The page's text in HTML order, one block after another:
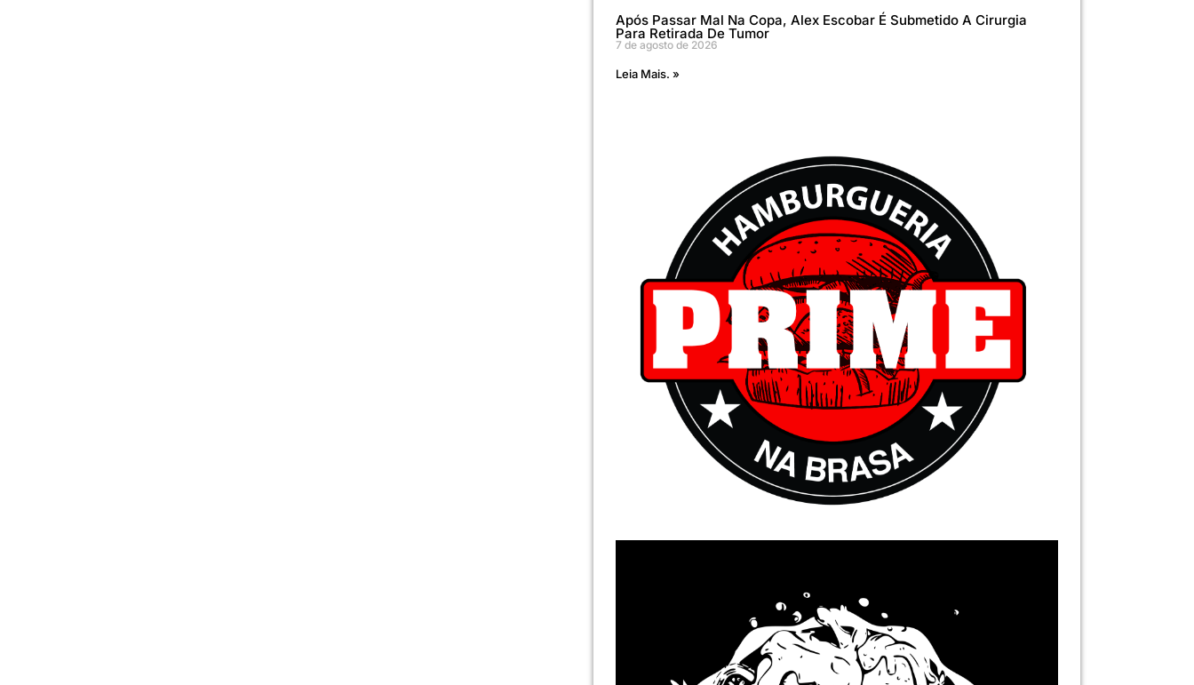
Após Passar Mal Na Copa, Alex Escobar É Submetido A Cirurgia
Para Retirada De Tumor
7 de agosto de 2026
Leia Mais. »